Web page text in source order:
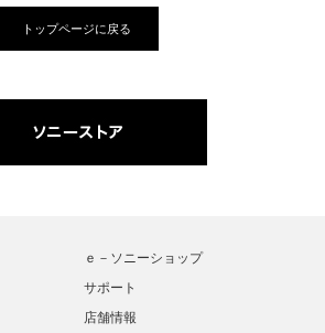
トップページに戻る
ｅ－ソニーショップ
サポート
店舗情報